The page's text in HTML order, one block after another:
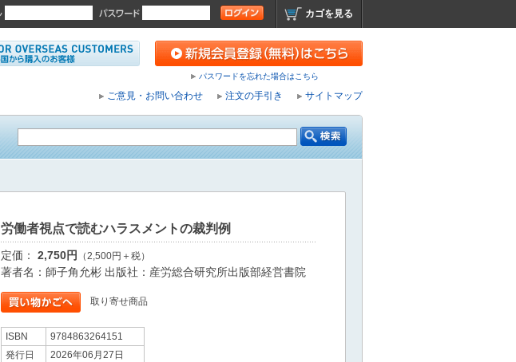
カゴを見る
パスワードを忘れた場合はこちら
ご意見・お問い合わせ 注文の手引き サイトマップ
労働者視点で読むハラスメントの裁判例
定価： 2,750円 （2,500円＋税）
著者名：師子角允彬 出版社：産労総合研究所出版部経営書院
取り寄せ商品
ISBN
9784863264151
発行日
2026年06月27日